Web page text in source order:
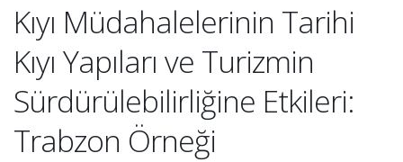
Kıyı Müdahalelerinin Tarihi
Kıyı Yapıları ve Turizmin
Sürdürülebilirliğine Etkileri:
Trabzon Örneği